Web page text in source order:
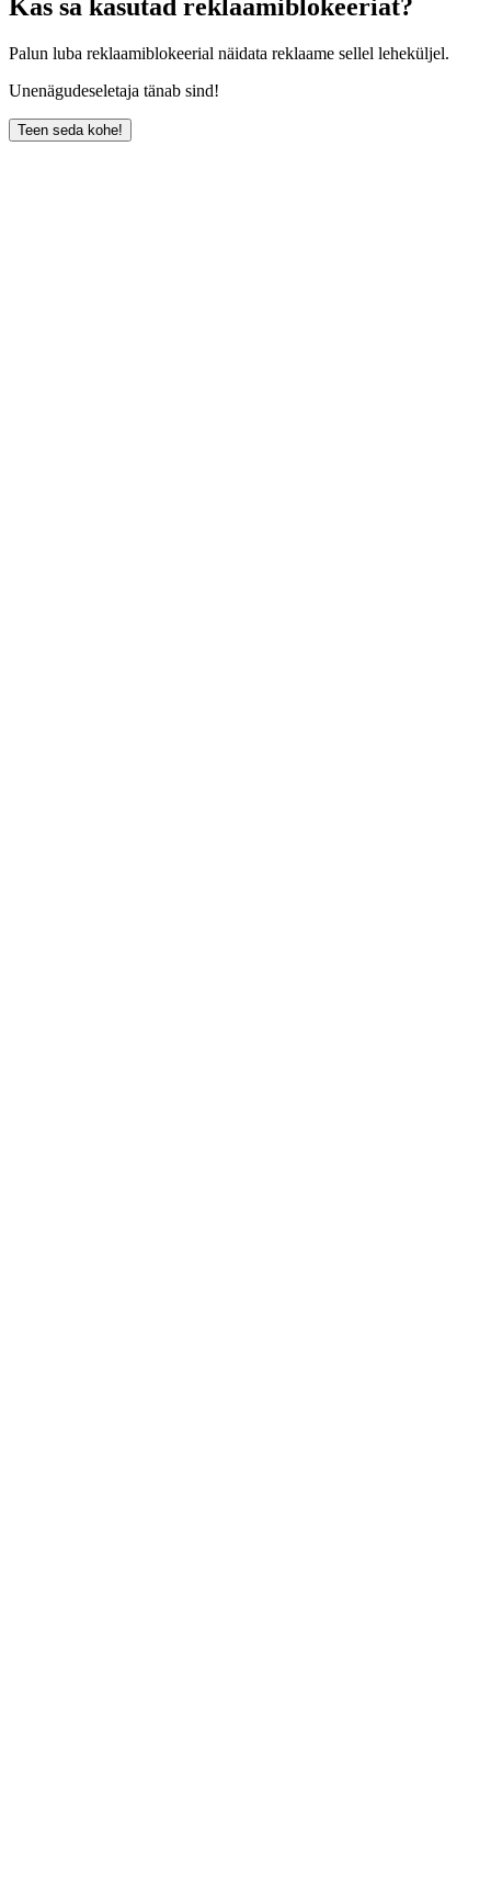
Kas sa kasutad reklaamiblokeeriat?
Palun luba reklaamiblokeerial näidata reklaame sellel leheküljel.
Unenägudeseletaja tänab sind!
Teen seda kohe!